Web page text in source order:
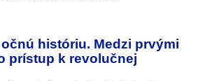
históriu. Medzi prvými
prístup k revolučnej